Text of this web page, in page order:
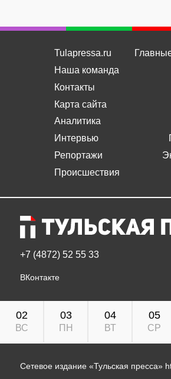
Tulapressa.ru
Наша команда
Контакты
Карта сайта
Аналитика
Интервью
Репортажи
Происшествия
+7 (4872) 52 55 33
ВКонтакте
02
ВС
03
ПН
04
ВТ
05
СР
Сетевое издание «Тульская пресса»